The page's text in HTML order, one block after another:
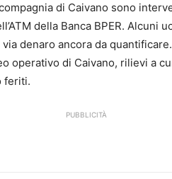
di Caivano sono
della Banca BPER. Alcuni
denaro ancora da
operativo di Caivano, rilievi a
feriti.
PUBBLICITÀ